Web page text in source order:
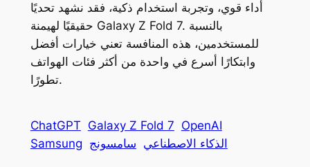
أداء قوي، وتجربة استخدام ذكية، فقد نشهد تحديًا
حقيقيًا لهيمنة Galaxy Z Fold 7. بالنسبة
للمستخدمين، هذه المنافسة تعني خيارات أفضل
وابتكارًا أسرع في واحدة من أكثر فئات الهواتف
تطورًا.
ChatGPT Galaxy Z Fold 7 OpenAI
Samsung
الذكاء الاصطناعي سامسونج